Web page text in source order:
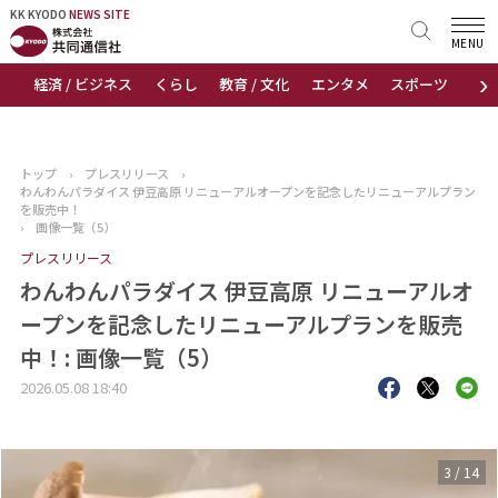
KK KYODO NEWS SITE
›
経済 / ビジネス くらし 教育 / 文化 エンタメ スポーツ 地域
MENU
KK KYODONEWS SITE
トップページ
ニュース
おすすめコンテンツ
出版物
会社概要
トップ › プレスリリース
›
わんわんパラダイス 伊豆高原 リニューアルオープンを記念したリニューアルプラン
を販売中！
›
画像一覧（5）
プレスリリース
わんわんパラダイス 伊豆高原 リニューアルオ
ープンを記念したリニューアルプランを販売
中！: 画像一覧（5）
2026.05.08 18:40
3 / 14